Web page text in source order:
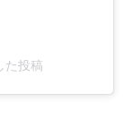
た投稿